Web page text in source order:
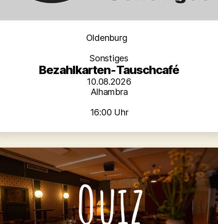
Kategorien
Oldenburg
Sonstiges
Bezahlkarten-Tauschcafé
10.08.2026
Alhambra
16:00 Uhr